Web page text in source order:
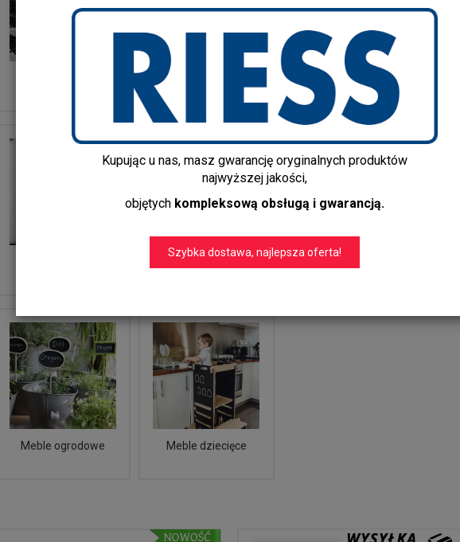
Kupując u nas, masz gwarancję oryginalnych produktów
najwyższej jakości,
objętych kompleksową obsługą i gwarancją.
Szybka dostawa, najlepsza oferta!
Hokery i stołki
Regały i półki
Meble ogrodowe Meble dziecięce